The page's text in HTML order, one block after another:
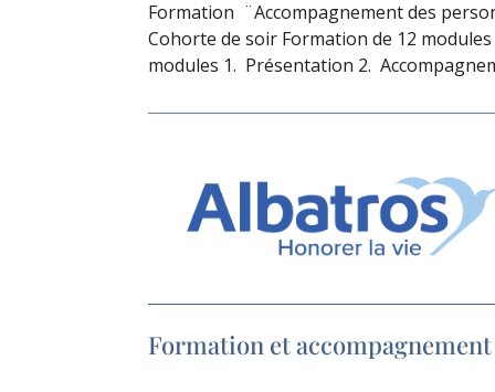
Formation ¨Accompagnement des
Cohorte de soir Formation de 12
modules 1. Présentation 2.
Formation et accompagnement